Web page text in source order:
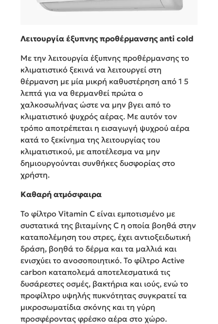
Λειτουργία έξυπνης προθέρμανσης anti cold
Με την λειτουργία έξυπνης προθέρμανσης το
κλιματιστικό ξεκινά να λειτουργεί στη
θέρμανση με μία μικρή καθυστέρηση από 1 5
λεπτά για να θερμανθεί πρώτα ο
χαλκοσωλήνας ώστε να μην βγει από το
κλιματιστικό ψυχρός αέρας. Με αυτόν τον
τρόπο αποτρέπεται η εισαγωγή ψυχρού αέρα
κατά το ξεκίνημα της λειτουργίας του
κλιματιστικού, με αποτέλεσμα να μην
δημιουργούνται συνθήκες δυσφορίας στο
χρήστη.
Καθαρή ατμόσφαιρα
Το φίλτρο Vitamin C είναι εμποτισμένο με
συστατικά της βιταμίνης C η οποία βοηθά στην
καταπολέμηση του στρες, έχει αντιοξειδωτική
δράση, βοηθά το δέρμα και τα μαλλιά και
ενισχύει το ανοσοποιητικό. To φίλτρο Active
carbon καταπολεμά αποτελεσματικά τις
δυσάρεστες οσμές, βακτήρια και ιούς, ενώ το
προφίλτρο υψηλής πυκνότητας συγκρατεί τα
μικροσωματίδια σκόνης και τη γύρη
προσφέροντας φρέσκο αέρα στο χώρο.